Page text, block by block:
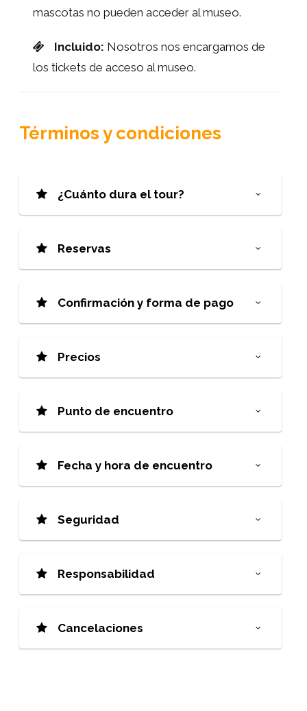
mascotas no pueden acceder al museo.
Incluido: Nosotros nos encargamos de
los tickets de acceso al museo.
Términos y condiciones
¿Cuánto dura el tour?
Reservas
Confirmación y forma de pago
Precios
Punto de encuentro
Fecha y hora de encuentro
Seguridad
Responsabilidad
Cancelaciones